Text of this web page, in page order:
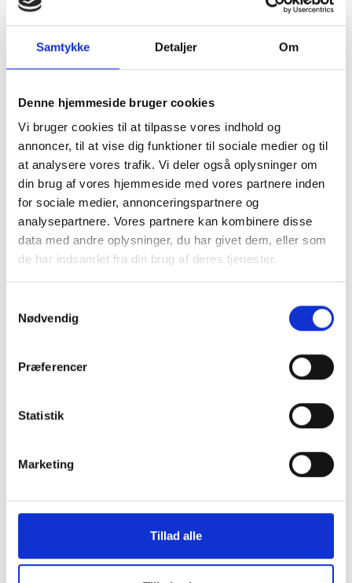
Samtykke Detaljer Om
Denne hjemmeside bruger cookies
Vi bruger cookies til at tilpasse vores indhold og
annoncer, til at vise dig funktioner til sociale medier og til
at analysere vores trafik. Vi deler også oplysninger om
din brug af vores hjemmeside med vores partnere inden
for sociale medier, annonceringspartnere og
analysepartnere. Vores partnere kan kombinere disse
data med andre oplysninger, du har givet dem, eller som
de har indsamlet fra din brug af deres tjenester.
Nødvendig
Præferencer
Statistik
Marketing
Tillad alle
Montering (OBS.
skærmbeskyttelse IKKE
inkluderet!)
Pro/14/16e/17e